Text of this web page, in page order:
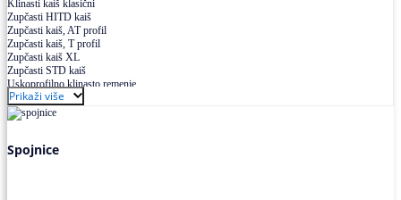
Klinasti kaiš klasični
Zupčasti HITD kaiš
Zupčasti kaiš, AT profil
Zupčasti kaiš, T profil
Zupčasti kaiš XL
Zupčasti STD kaiš
Uskoprofilno klinasto remenje
Uskoprofilno klinasto remenje spojeno
Uskoprofilno klinasto remenje XP extra power
Višekanalno remenje PJ,PK
Prikaži više
Spojnice